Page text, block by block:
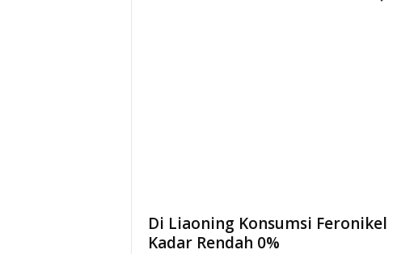
Di Liaoning Konsumsi Feronikel
Kadar Rendah 0%